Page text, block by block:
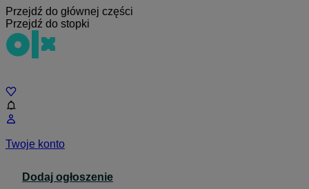
Przejdź do głównej części
Przejdź do stopki
Twoje konto
Dodaj ogłoszenie